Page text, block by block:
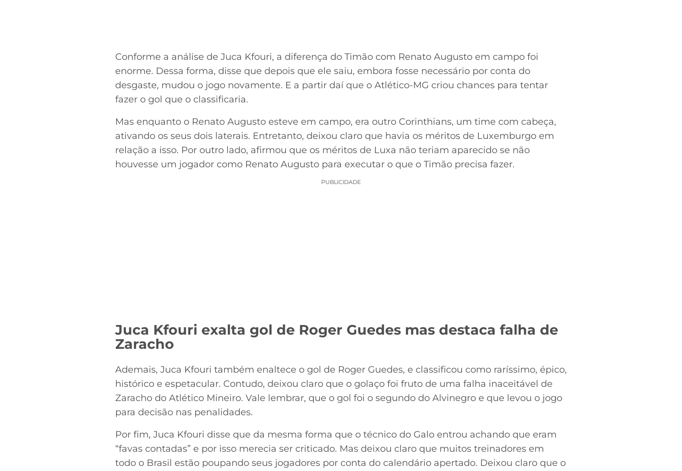
Conforme a análise de Juca Kfouri, a diferença do Timão com Renato Augusto em campo foi
enorme. Dessa forma, disse que depois que ele saiu, embora fosse necessário por conta do
desgaste, mudou o jogo novamente. E a partir daí que o Atlético-MG criou chances para tentar
fazer o gol que o classificaria.
Mas enquanto o Renato Augusto esteve em campo, era outro Corinthians, um time com cabeça,
ativando os seus dois laterais. Entretanto, deixou claro que havia os méritos de Luxemburgo em
relação a isso. Por outro lado, afirmou que os méritos de Luxa não teriam aparecido se não
houvesse um jogador como Renato Augusto para executar o que o Timão precisa fazer.
PUBLICIDADE
Juca Kfouri exalta gol de Roger Guedes mas destaca falha de
Zaracho
Ademais, Juca Kfouri também enaltece o gol de Roger Guedes, e classificou como raríssimo, épico,
histórico e espetacular. Contudo, deixou claro que o golaço foi fruto de uma falha inaceitável de
Zaracho do Atlético Mineiro. Vale lembrar, que o gol foi o segundo do Alvinegro e que levou o jogo
para decisão nas penalidades.
Por fim, Juca Kfouri disse que da mesma forma que o técnico do Galo entrou achando que eram
“favas contadas” e por isso merecia ser criticado. Mas deixou claro que muitos treinadores em
todo o Brasil estão poupando seus jogadores por conta do calendário apertado. Deixou claro que o